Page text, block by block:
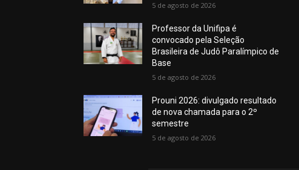
5 de agosto de 2026
Professor da Unifipa é
convocado pela Seleção
Brasileira de Judô Paralímpico de
Base
5 de agosto de 2026
Prouni 2026: divulgado resultado
de nova chamada para o 2º
semestre
5 de agosto de 2026